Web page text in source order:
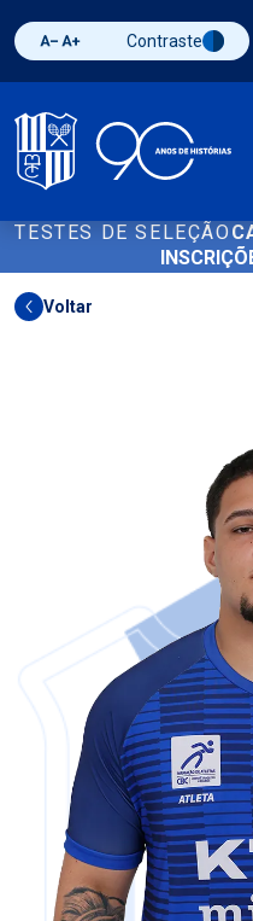
Diminuir fonte
Aumentar fonte
Alternar
Contraste
TESTES DE SELEÇÃO
Voltar